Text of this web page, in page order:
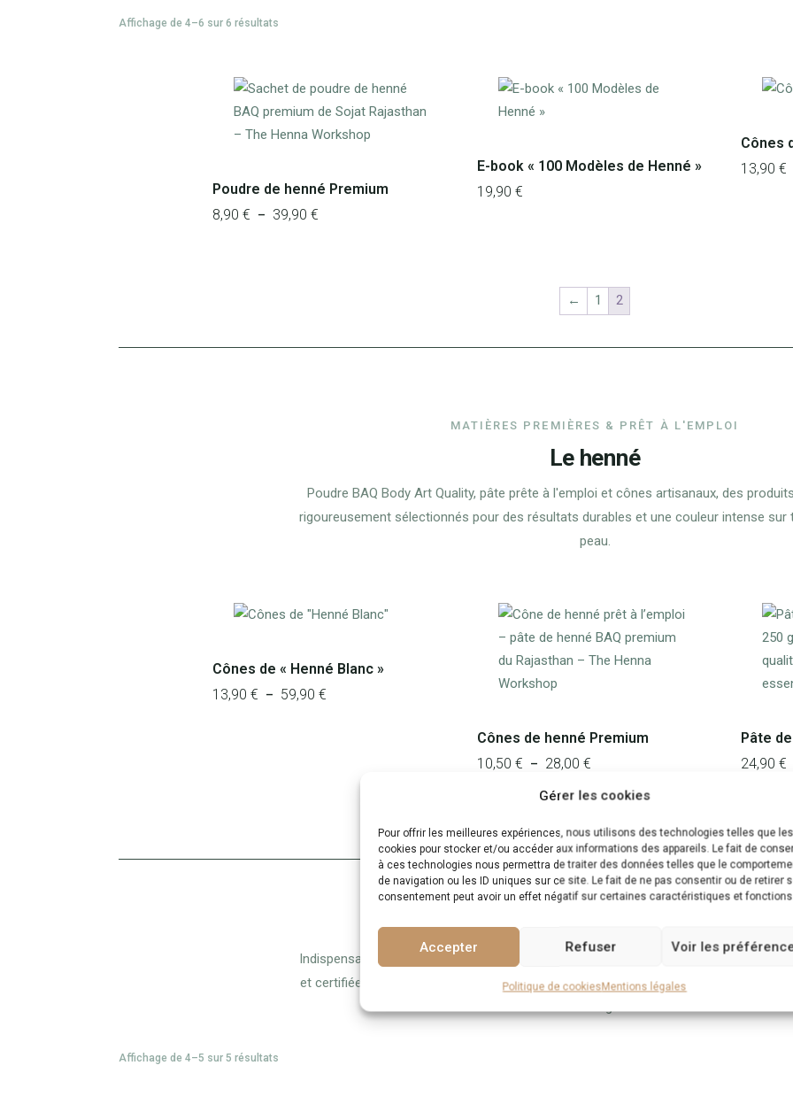
Gérer les cookies
Pour offrir les meilleures expériences, nous utilisons des technologies telles que les
cookies pour stocker et/ou accéder aux informations des appareils. Le fait de
à ces technologies nous permettra de traiter des données telles que le
de navigation ou les ID uniques sur ce site. Le fait de ne pas consentir ou de retirer
consentement peut avoir un effet négatif sur certaines caractéristiques et
Accepter Refuser Voir les
Politique de cookiesMentions légales
Affichage de 4–6 sur 6 résultats
récent
au
plus
Poudre de henné Premium
8,90€ – 39,90€
E-book « 100 Modèles de Henné »
19,90 €
Cônes
13,90€
← 1 2
MATIÈRES PREMIÈRES & PRÊT À L'EMPLOI
Le henné
Poudre BAQ Body Art Quality, pâte prête à l'emploi et cônes artisanaux, des
rigoureusement sélectionnés pour des résultats durables et une couleur intense sur
peau.
Cônes de « Henné Blanc »
13,90€ – 59,90€
Cônes de henné Premium
10,50 € – 28,00 €Plage
10,50 €
à
28,00 €
Pâte
24,90€
SOIN & AFTERCARE
Les huiles essentielles
Indispensables à la préparation de ta pâte de henné et à l'aftercare, nos huiles
et certifiées. Cajeput, eucalyptus, lavande et tea tree, pour sublimer la tenue et
Affichage de 4–5 sur 5 résultats